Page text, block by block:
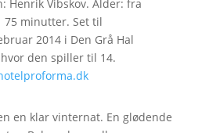
Henrik Vibskov. Alder: fra
75 minutter. Set til
2014 i Den Grå Hal
den spiller til 14.
en klar vinternat. En glødende